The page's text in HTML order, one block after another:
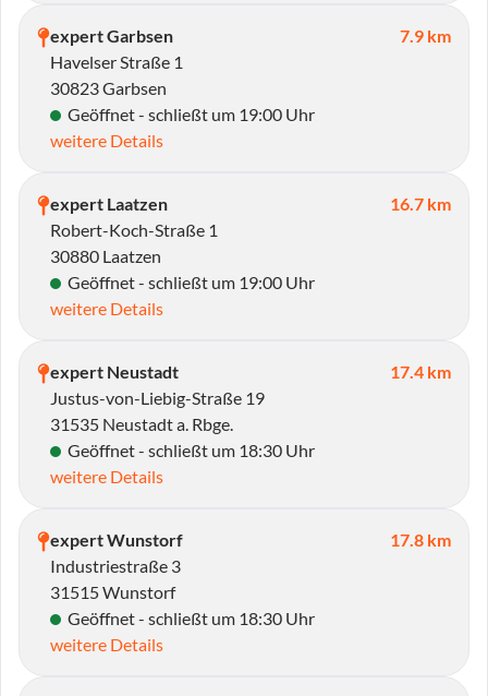
expert Garbsen
7.9 km
Havelser Straße 1
30823 Garbsen
Geöffnet - schließt um 19:00 Uhr
weitere Details
expert Laatzen
16.7 km
Robert-Koch-Straße 1
30880 Laatzen
Geöffnet - schließt um 19:00 Uhr
weitere Details
expert Neustadt
17.4 km
Justus-von-Liebig-Straße 19
31535 Neustadt a. Rbge.
Geöffnet - schließt um 18:30 Uhr
weitere Details
expert Wunstorf
17.8 km
Industriestraße 3
31515 Wunstorf
Geöffnet - schließt um 18:30 Uhr
weitere Details